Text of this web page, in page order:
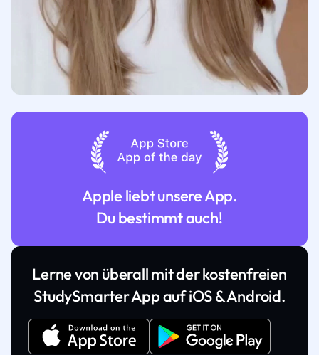
Apple liebt unsere App.
Du bestimmt auch!
Lerne von überall mit der kostenfreien
StudySmarter App auf iOS & Android.